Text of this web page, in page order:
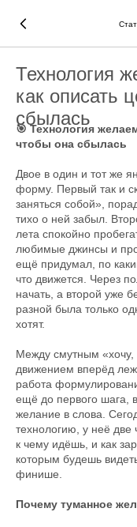
Технология
как описать
сбылась
🎯 Технология
чтобы она сбылась
Двое в один и тот же
форму. Первый так и
заняться собой»,
тихо о ней забыл.
лета спокойно
любимые джинсы и
ещё придумал, по
что движется. Через
начать, а второй уже
разной была только
хотят.
Между смутным
движением вперёд
работа
ещё до первого шага,
желание в слова.
технологию, у неё две
к чему идёшь, и как
которым будешь
финише.
Почему туманное